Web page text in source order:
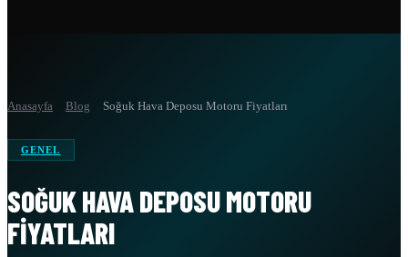
Anasayfa Blog Soğuk Hava Deposu Motoru Fiyatları
GENEL
SOĞUK HAVA DEPOSU MOTORU
FIYATLARI